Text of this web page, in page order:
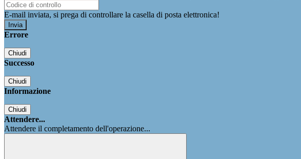
E-mail inviata, si prega di controllare la casella di posta elettronica!
Errore
Chiudi
Successo
Chiudi
Informazione
Chiudi
Attendere...
Attendere il completamento dell'operazione...